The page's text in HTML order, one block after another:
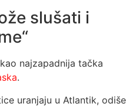
slušati i
najzapadnija tačka
.
uranjaju u Atlantik, odiše